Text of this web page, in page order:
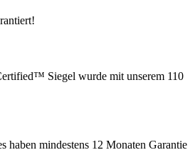
Siegel wurde mit unserem 110
mindestens 12 Monaten Garantie